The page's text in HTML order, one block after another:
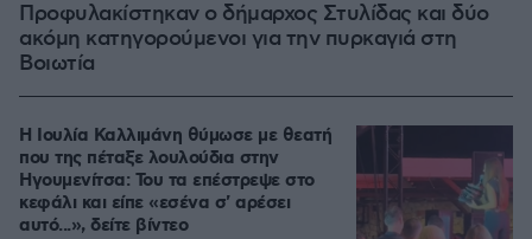
Προφυλακίστηκαν ο δήμαρχος Στυλίδας και δύο
ακόμη κατηγορούμενοι για την πυρκαγιά στη
Βοιωτία
Η Ιουλία Καλλιμάνη θύμωσε με θεατή
που της πέταξε λουλούδια στην
Ηγουμενίτσα: Του τα επέστρεψε στο
κεφάλι και είπε «εσένα σ' αρέσει
αυτό...», δείτε βίντεο